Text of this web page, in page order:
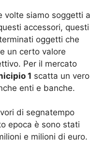
volte siamo soggetti a
accessori, questi
oggetti che
un certo valore
Per il mercato
1 scatta un vero
enti e banche.
di segnatempo
epoca è sono stati
e milioni di euro.